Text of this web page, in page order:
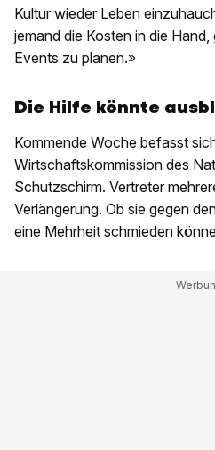
Kultur wieder Leben
jemand die Kosten in die
Events zu planen.»
Die Hilfe könnte
Kommende Woche befasst
Wirtschaftskommission des
Schutzschirm. Vertreter
Verlängerung. Ob sie gegen
eine Mehrheit schmieden